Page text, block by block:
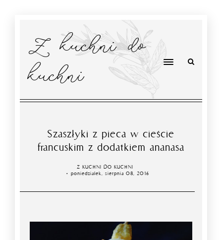
Z kuchni do
kuchni
Szaszłyki z pieca w cieście
francuskim z dodatkiem ananasa
Z KUCHNI DO KUCHNI
poniedziałek, sierpnia 08, 2016